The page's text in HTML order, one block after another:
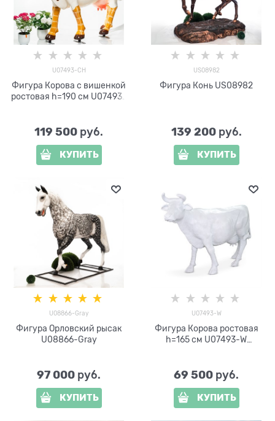
U07493-CH
Фигура Корова с вишенкой
ростовая h=190 см U07493-
119 500 руб.
КУПИТЬ
US08982
Фигура Конь US08982
139 200 руб.
КУПИТЬ
U08866-Gray
Фигура Орловский рысак
U08866-Gray
97 000 руб.
КУПИТЬ
U07493-W
Фигура Корова ростовая
h=165 см U07493-W
69 500 руб.
КУПИТЬ